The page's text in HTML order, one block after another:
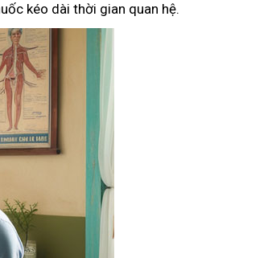
kéo dài thời gian quan hệ.